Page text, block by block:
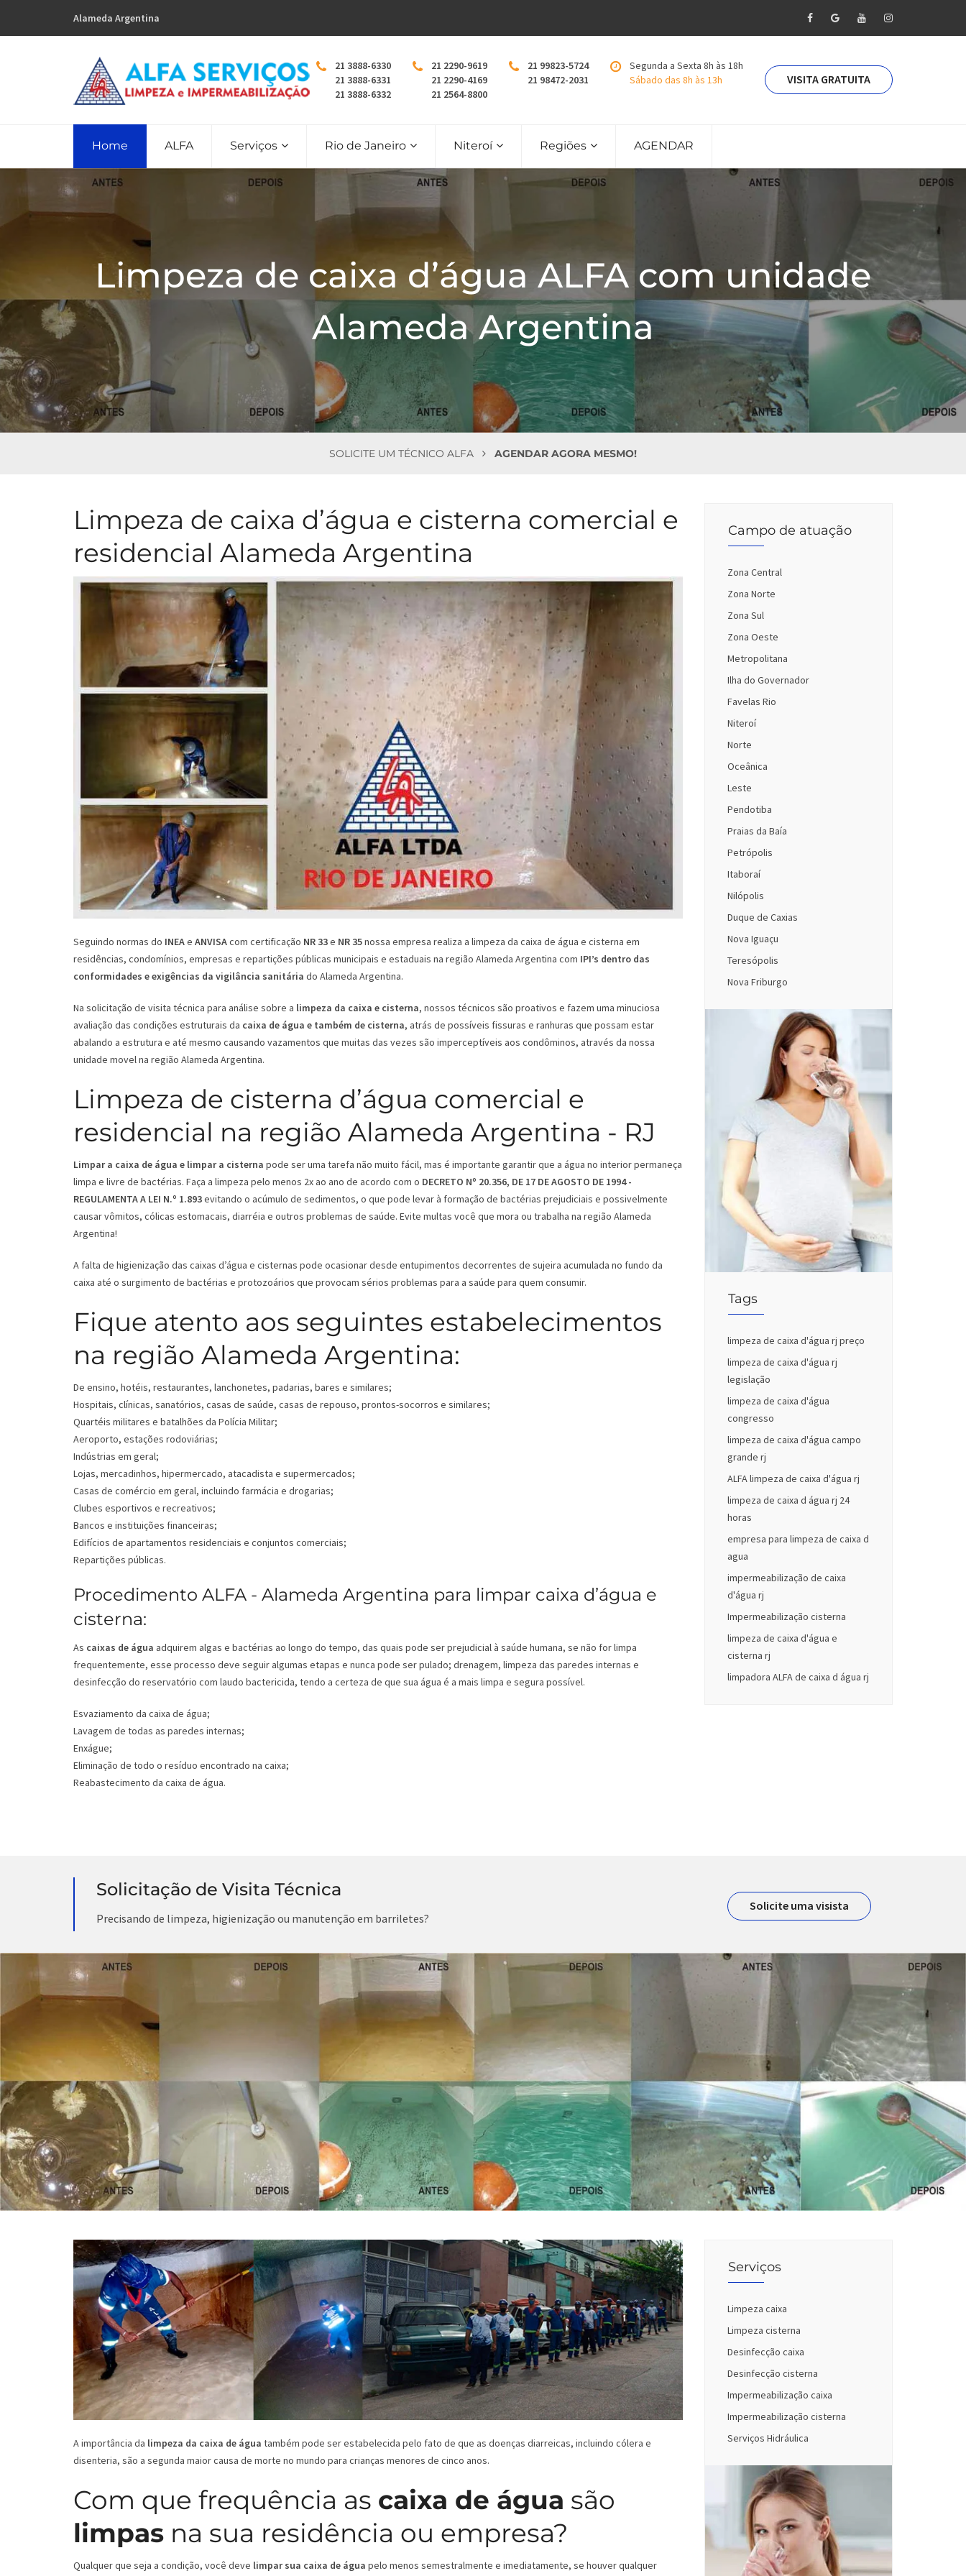
Alameda Argentina
21 3888-6330
21 3888-6331
21 3888-6332
21 2290-9619
21 2290-4169
21 2564-8800
21 99823-5724
21 98472-2031
Segunda a Sexta 8h às 18h
Sábado das 8h às 13h
VISITA GRATUITA
Home ALFA Serviços Rio de Janeiro Niteroí Regiões AGENDAR
Limpeza de caixa d’água ALFA com unidade
Alameda Argentina
SOLICITE UM TÉCNICO ALFA AGENDAR AGORA MESMO!
Campo de atuação
Zona Central
Zona Norte
Zona Sul
Zona Oeste
Metropolitana
Ilha do Governador
Favelas Rio
Niteroí
Norte
Oceânica
Leste
Pendotiba
Praias da Baía
Petrópolis
Itaboraí
Nilópolis
Duque de Caxias
Nova Iguaçu
Teresópolis
Nova Friburgo
Tags
limpeza de caixa d'água rj preço
limpeza de caixa d'água rj
legislação
limpeza de caixa d'água
congresso
limpeza de caixa d'água campo
grande rj
ALFA limpeza de caixa d'água rj
limpeza de caixa d água rj 24
horas
empresa para limpeza de caixa d
agua
impermeabilização de caixa
d'água rj
Impermeabilização cisterna
limpeza de caixa d'água e
cisterna rj
limpadora ALFA de caixa d água rj
Limpeza de caixa d’água e cisterna comercial e
residencial Alameda Argentina
Seguindo normas do INEAe ANVISAcom certificação NR 33e NR 35nossa empresa realiza a limpeza da caixa de água e cisterna em
residências, condomínios, empresas e repartições públicas municipais e estaduais na região Alameda Argentina com IPI’s dentro das
conformidades e exigências da vigilância sanitária do Alameda Argentina.
Na solicitação de visita técnica para análise sobre a limpeza da caixa e cisterna, nossos técnicos são proativos e fazem uma minuciosa
avaliação das condições estruturais da caixa de água e também de cisterna, atrás de possíveis fissuras e ranhuras que possam estar
abalando a estrutura e até mesmo causando vazamentos que muitas das vezes são imperceptíveis aos condôminos, através da nossa
unidade movel na região Alameda Argentina.
Limpeza de cisterna d’água comercial e
residencial na região Alameda Argentina - RJ
Limpar a caixa de água e limpar a cisterna pode ser uma tarefa não muito fácil, mas é importante garantir que a água no interior permaneça
limpa e livre de bactérias. Faça a limpeza pelo menos 2x ao ano de acordo com o DECRETO Nº 20.356, DE 17 DE AGOSTO DE 1994 -
REGULAMENTA A LEI N.º 1.893evitando o acúmulo de sedimentos, o que pode levar à formação de bactérias prejudiciais e possivelmente
causar vômitos, cólicas estomacais, diarréia e outros problemas de saúde. Evite multas você que mora ou trabalha na região Alameda
Argentina!
A falta de higienização das caixas d’água e cisternas pode ocasionar desde entupimentos decorrentes de sujeira acumulada no fundo da
caixa até o surgimento de bactérias e protozoários que provocam sérios problemas para a saúde para quem consumir.
Fique atento aos seguintes estabelecimentos
na região Alameda Argentina:
De ensino, hotéis, restaurantes, lanchonetes, padarias, bares e similares;
Hospitais, clínicas, sanatórios, casas de saúde, casas de repouso, prontos-socorros e similares;
Quartéis militares e batalhões da Polícia Militar;
Aeroporto, estações rodoviárias;
Indústrias em geral;
Lojas, mercadinhos, hipermercado, atacadista e supermercados;
Casas de comércio em geral, incluindo farmácia e drogarias;
Clubes esportivos e recreativos;
Bancos e instituições financeiras;
Edifícios de apartamentos residenciais e conjuntos comerciais;
Repartições públicas.
Procedimento ALFA - Alameda Argentina para limpar caixa d’água e
cisterna:
As caixas de água adquirem algas e bactérias ao longo do tempo, das quais pode ser prejudicial à saúde humana, se não for limpa
frequentemente, esse processo deve seguir algumas etapas e nunca pode ser pulado; drenagem, limpeza das paredes internas e
desinfecção do reservatório com laudo bactericida, tendo a certeza de que sua água é a mais limpa e segura possível.
Esvaziamento da caixa de água;
Lavagem de todas as paredes internas;
Enxágue;
Eliminação de todo o resíduo encontrado na caixa;
Reabastecimento da caixa de água.
Solicitação de Visita Técnica
Precisando de limpeza, higienização ou manutenção em barriletes?
Solicite uma visista
Serviços
Limpeza caixa
Limpeza cisterna
Desinfecção caixa
Desinfecção cisterna
Impermeabilização caixa
Impermeabilização cisterna
Serviços Hidráulica
A importância da limpeza da caixa de água também pode ser estabelecida pelo fato de que as doenças diarreicas, incluindo cólera e
disenteria, são a segunda maior causa de morte no mundo para crianças menores de cinco anos.
Com que frequência as caixa de água são
limpas na sua residência ou empresa?
Qualquer que seja a condição, você deve limpar sua caixa de água pelo menos semestralmente e imediatamente, se houver qualquer